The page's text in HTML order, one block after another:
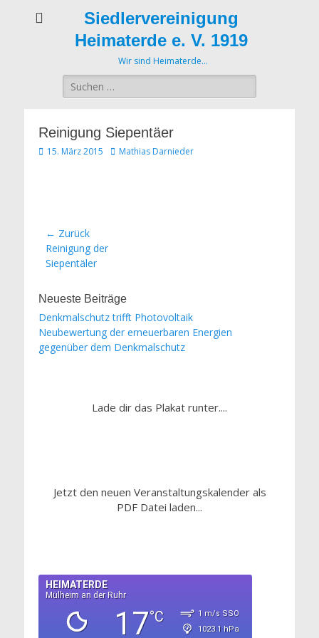
Siedlervereinigung
Heimaterde e. V. 1919
Wir sind Heimaterde…
Suche
nach:
Reinigung Siepentäer
Veröffentlicht
15. März 2015 Autor
Mathias Darnieder
Beitrags-
Navigation
← Zurück
Vorheriger
Beitrag:
Reinigung der
Siepentäler
Neueste Beiträge
Denkmalschutz trifft Photovoltaik
Neubewertung der erneuerbaren Energien
gegenüber dem Denkmalschutz
Lade dir das Plakat runter....
Jetzt den neuen Veranstaltungskalender als
PDF Datei laden...